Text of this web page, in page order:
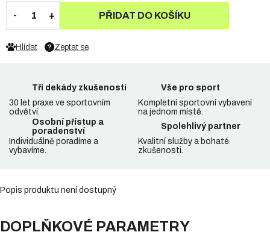
PŘIDAT DO KOŠÍKU
Zeptat se
Hlídat
Tři dekády zkušeností
30 let praxe ve sportovním
odvětví.
Vše pro sport
Kompletní sportovní vybavení
na jednom místě.
Osobní přístup a
poradenství
Individuálně poradíme a
vybavíme.
Spolehlivý partner
Kvalitní služby a bohaté
zkušenosti.
Popis produktu není dostupný
DOPLŇKOVÉ PARAMETRY